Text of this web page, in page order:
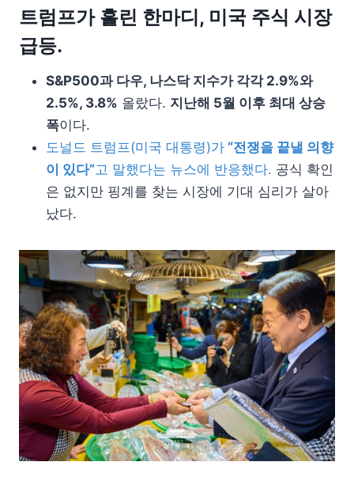
트럼프가 흘린 한마디, 미국 주식 시장
급등.
S&P500과 다우, 나스닥 지수가 각각 2.9%와
2.5%, 3.8% 올랐다. 지난해 5월 이후 최대 상승
폭이다.
도널드 트럼프(미국 대통령)가 “전쟁을 끝낼 의향
이 있다”고 말했다는 뉴스에 반응했다. 공식 확인
은 없지만 핑계를 찾는 시장에 기대 심리가 살아
났다.